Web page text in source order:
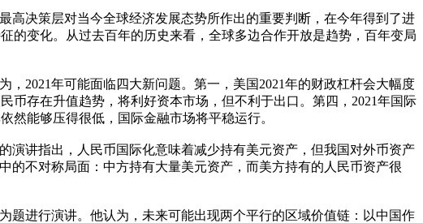
高决策层对当今全球经济发展态势所作出的重要判断，在今年得到了进
的变化。从过去百年的历史来看，全球多边合作开放是趋势，百年变局
2021年可能面临四大新问题。第一，美国2021年的财政杠杆会大幅度
存在升值趋势，将利好资本市场，但不利于出口。第四，2021年国际
然能够压得很低，国际金融市场将平稳运行。
演讲指出，人民币国际化意味着减少持有美元资产，但我国对外币资产
的不对称局面：中方持有大量美元资产，而美方持有的人民币资产很
题进行演讲。他认为，未来可能出现两个平行的区域价值链：以中国作